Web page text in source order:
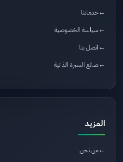
خدماتنا
سياسة الخصوصية
اتصل بنا
صانع السيرة الذاتية
المزيد
من نحن